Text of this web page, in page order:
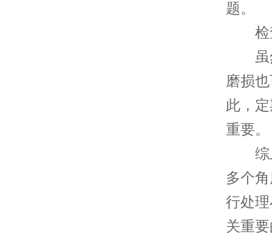
题。
检
虽然
磨损
此，
重要。
综上
多个
行处
关重